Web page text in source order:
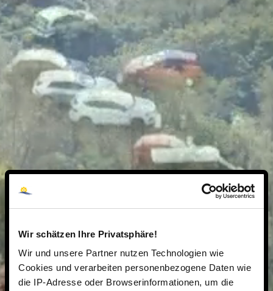
Wir schätzen Ihre Privatsphäre!
Wir und unsere Partner nutzen Technologien wie
Cookies und verarbeiten personenbezogene Daten wie
die IP-Adresse oder Browserinformationen, um die